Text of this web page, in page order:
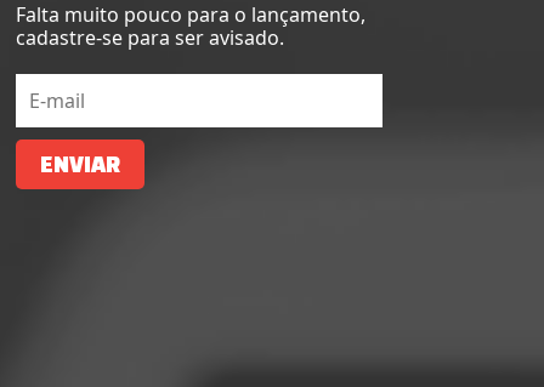
Falta muito pouco para o lançamento,
cadastre-se para ser avisado.
ENVIAR